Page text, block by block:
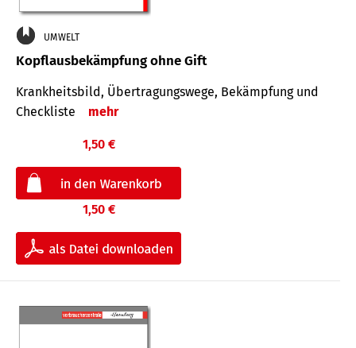
UMWELT
Kopflausbekämpfung ohne Gift
Krankheits­bild, Übertra­gungs­wege, Bekämpfung und
Check­liste
mehr
1,50 €
1,50 €